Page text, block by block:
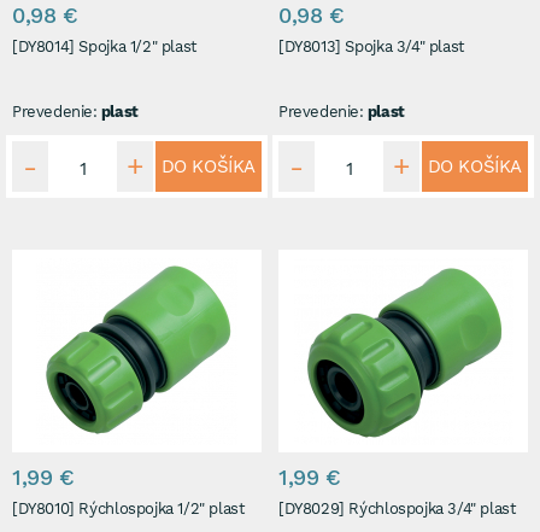
0,98 €
[DY8014] Spojka 1/2" plast
Prevedenie: plast
DO KOŠÍKA
0,98 €
[DY8013] Spojka 3/4" plast
Prevedenie: plast
DO KOŠÍKA
1,99 €
[DY8010] Rýchlospojka 1/2" plast
1,99 €
[DY8029] Rýchlospojka 3/4" plast